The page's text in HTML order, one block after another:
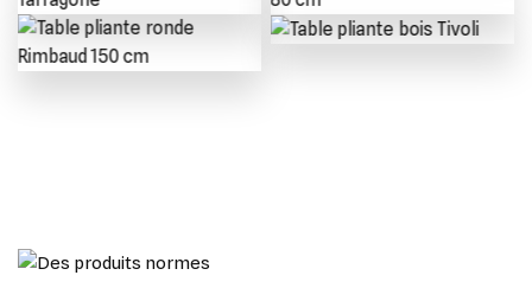
Tarragone
80 cm
Table pliante ronde
Rimbaud 150 cm
Table pliante bois Tivoli